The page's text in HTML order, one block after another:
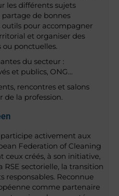
les différents sujets
partage de bonnes
outils pour accompagner
et organiser des
ponctuelles.
du secteur :
et publics, ONG…
rencontres et salons
de la profession.
activement aux
Federation of Cleaning
créés, à son initiative,
RSE sectorielle, la transition
responsables. Reconnue
comme partenaire